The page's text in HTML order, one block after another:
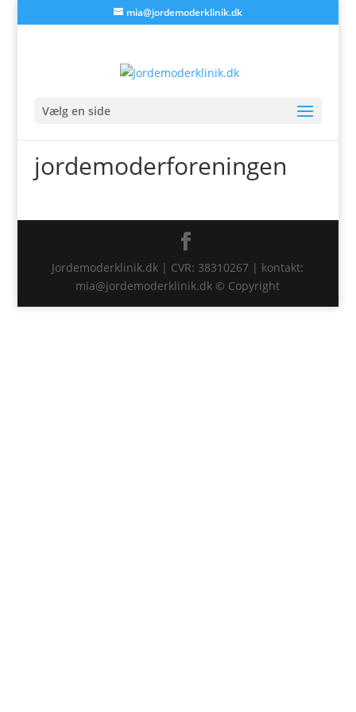
mia@jordemoderklinik.dk
Vælg en side
jordemoderforeningen
Jordemoderklinik.dk | CVR: 38310267 | kontakt:
mia@jordemoderklinik.dk © Copyright